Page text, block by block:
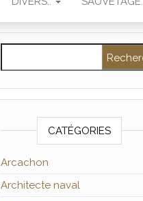
CATÉGORIES
Arcachon
Architecte naval